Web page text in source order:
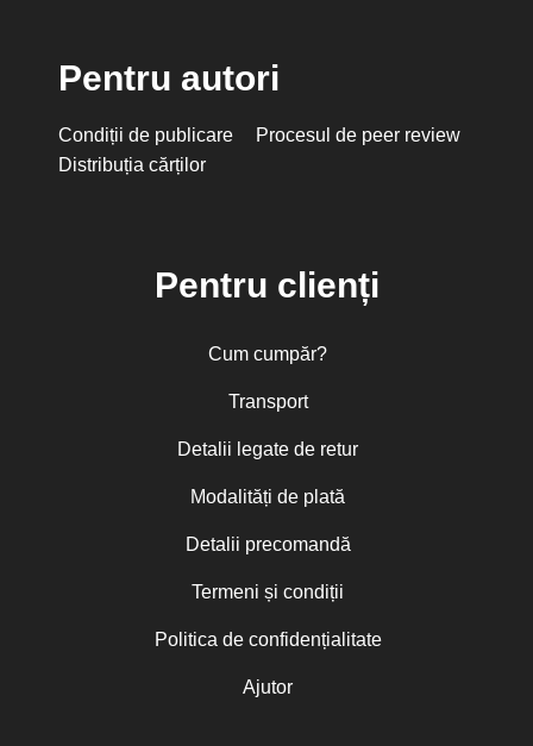
Pentru autori
Condiții de publicare
Procesul de peer review
Distribuția cărților
Pentru clienți
Cum cumpăr?
Transport
Detalii legate de retur
Modalități de plată
Detalii precomandă
Termeni și condiții
Politica de confidențialitate
Ajutor